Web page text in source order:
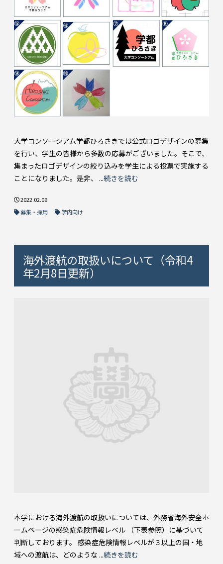
大学コンソーシアム学都ひろさきでは公式ロゴデザインの募集
を行い、学生の皆様から多数の応募がございました。そこで、
集まったロゴデザインの絞り込みを学生による投票で実施する
ことになりました。是非、 ...続きを読む
2022.02.09
募集・採用
学内向け
海外渡航の取扱いについて（令和4
年2月8日更新）
本学における海外渡航の取扱いについては、外務省海外安全ホ
ームページの感染症危険情報レベル （下表参照）に基づいて
判断しております。 感染症危険情報レベルが３以上の国・地
域への渡航は、どのような ...続きを読む